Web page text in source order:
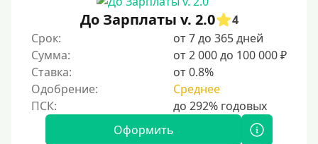
До Зарплаты v. 2.0
4
Срок:
от 7 до 365 дней
Сумма:
от 2 000 до 100 000 ₽
Ставка:
от 0.8%
Одобрение:
Среднее
Оформить